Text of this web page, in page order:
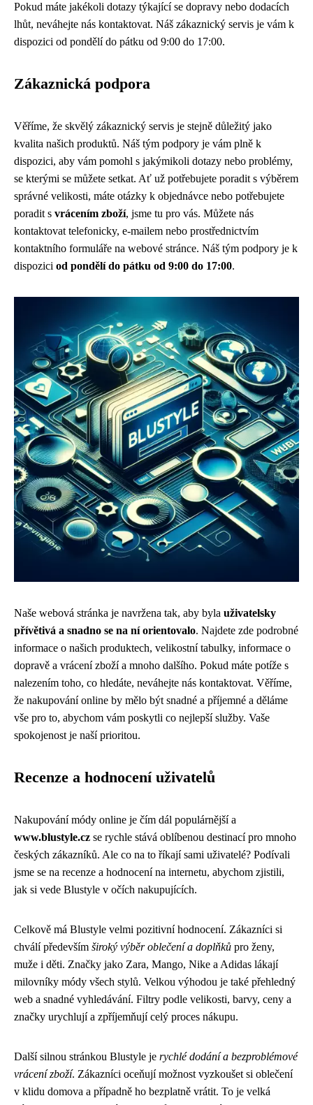
Pokud máte jakékoli dotazy týkající se dopravy nebo dodacích
lhůt, neváhejte nás kontaktovat. Náš zákaznický servis je vám k
dispozici od pondělí do pátku od 9:00 do 17:00.
Zákaznická podpora
Věříme, že skvělý zákaznický servis je stejně důležitý jako
kvalita našich produktů. Náš tým podpory je vám plně k
dispozici, aby vám pomohl s jakýmikoli dotazy nebo problémy,
se kterými se můžete setkat. Ať už potřebujete poradit s výběrem
správné velikosti, máte otázky k objednávce nebo potřebujete
poradit s vrácením zboží, jsme tu pro vás. Můžete nás
kontaktovat telefonicky, e-mailem nebo prostřednictvím
kontaktního formuláře na webové stránce. Náš tým podpory je k
dispozici od pondělí do pátku od 9:00 do 17:00.
Naše webová stránka je navržena tak, aby byla uživatelsky
přívětivá a snadno se na ní orientovalo. Najdete zde podrobné
informace o našich produktech, velikostní tabulky, informace o
dopravě a vrácení zboží a mnoho dalšího. Pokud máte potíže s
nalezením toho, co hledáte, neváhejte nás kontaktovat. Věříme,
že nakupování online by mělo být snadné a příjemné a děláme
vše pro to, abychom vám poskytli co nejlepší služby. Vaše
spokojenost je naší prioritou.
Recenze a hodnocení uživatelů
Nakupování módy online je čím dál populárnější a
www.blustyle.cz se rychle stává oblíbenou destinací pro mnoho
českých zákazníků. Ale co na to říkají sami uživatelé? Podívali
jsme se na recenze a hodnocení na internetu, abychom zjistili,
jak si vede Blustyle v očích nakupujících.
Celkově má Blustyle velmi pozitivní hodnocení. Zákazníci si
chválí především široký výběr oblečení a doplňků pro ženy,
muže i děti. Značky jako Zara, Mango, Nike a Adidas lákají
milovníky módy všech stylů. Velkou výhodou je také přehledný
web a snadné vyhledávání. Filtry podle velikosti, barvy, ceny a
značky urychlují a zpříjemňují celý proces nákupu.
Další silnou stránkou Blustyle je rychlé dodání a bezproblémové
vrácení zboží. Zákazníci oceňují možnost vyzkoušet si oblečení
v klidu domova a případně ho bezplatně vrátit. To je velká